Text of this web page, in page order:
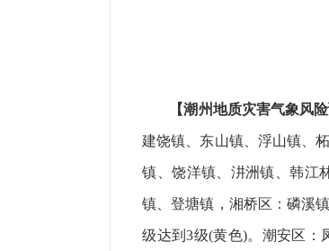
【潮州地质灾害气象风险
建饶镇、东山镇、浮山镇、
镇、饶洋镇、汫洲镇、韩江
镇、登塘镇，湘桥区：磷溪
级达到3级(黄色)。潮安区：